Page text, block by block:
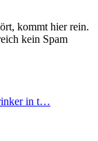
kommt hier rein.
kein Spam
in t…